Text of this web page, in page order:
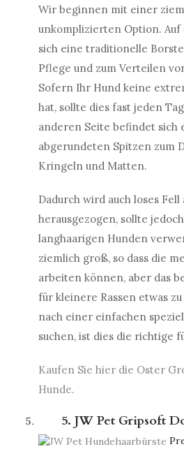
Wir beginnen mit einer
unkomplizierten Option.
sich eine traditionelle
Pflege und zum Verteilen
Sofern Ihr Hund keine
hat, sollte dies fast jeden
anderen Seite befindet sich
abgerundeten Spitzen zum
Kringeln und Matten.
Dadurch wird auch loses
herausgezogen, sollte
langhaarigen Hunden
ziemlich groß, so dass die
arbeiten können, aber das
für kleinere Rassen etwas
nach einer einfachen
suchen, ist dies die richtige
Kaufen Sie hier die Oster
Hunde.
5. JW Pet Gripsoft